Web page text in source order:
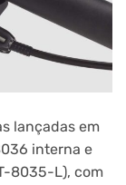
lançadas em
interna e
8035-L), com